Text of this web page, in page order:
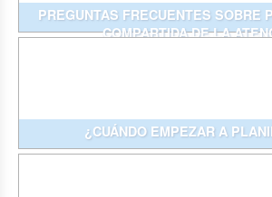
PREGUNTAS FRECUENTES SOBRE
COMPARTIDA DE LA
¿CUÁNDO EMPEZAR A